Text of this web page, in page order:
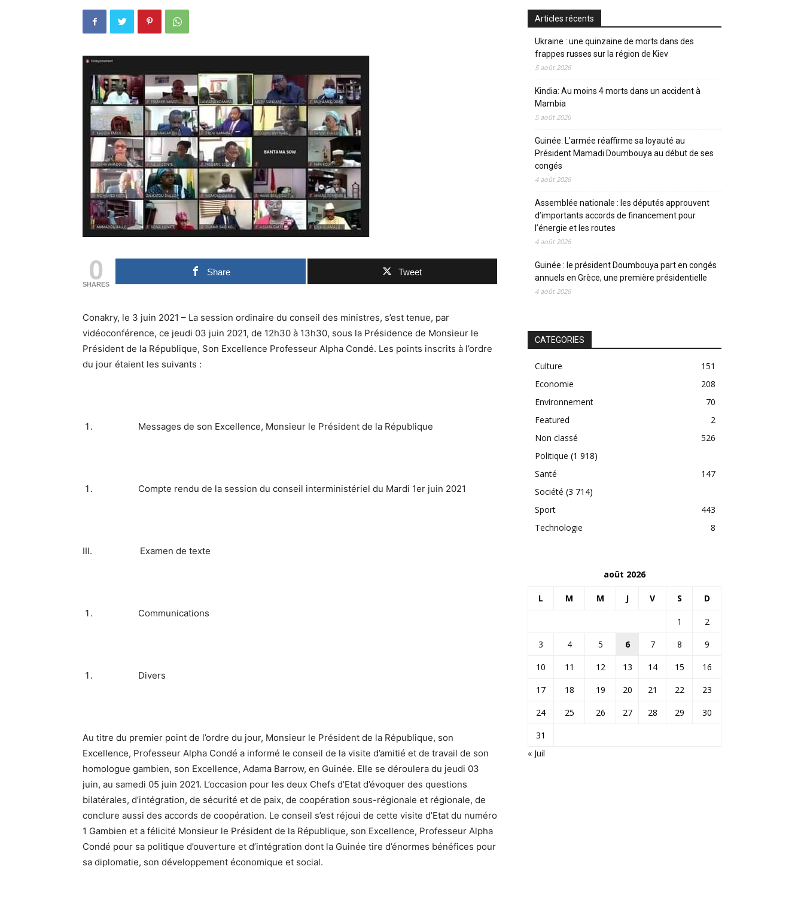
0
SHARES
Share Tweet
Conakry, le 3 juin 2021 – La session ordinaire du conseil des ministres, s’est tenue, par
vidéoconférence, ce jeudi 03 juin 2021, de 12h30 à 13h30, sous la Présidence de Monsieur le
Président de la République, Son Excellence Professeur Alpha Condé. Les points inscrits à l’ordre
du jour étaient les suivants :
Messages de son Excellence, Monsieur le Président de la République
Compte rendu de la session du conseil interministériel du Mardi 1er juin 2021
III. Examen de texte
Communications
Divers
Au titre du premier point de l’ordre du jour, Monsieur le Président de la République, son
Excellence, Professeur Alpha Condé a informé le conseil de la visite d’amitié et de travail de son
homologue gambien, son Excellence, Adama Barrow, en Guinée. Elle se déroulera du jeudi 03
juin, au samedi 05 juin 2021. L’occasion pour les deux Chefs d’Etat d’évoquer des questions
bilatérales, d’intégration, de sécurité et de paix, de coopération sous-régionale et régionale, de
conclure aussi des accords de coopération. Le conseil s’est réjoui de cette visite d’Etat du numéro
1 Gambien et a félicité Monsieur le Président de la République, son Excellence, Professeur Alpha
Condé pour sa politique d’ouverture et d’intégration dont la Guinée tire d’énormes bénéfices pour
sa diplomatie, son développement économique et social.
Articles récents
Ukraine : une quinzaine de morts dans des
frappes russes sur la région de Kiev
5 août 2026
Kindia: Au moins 4 morts dans un accident à
Mambia
5 août 2026
Guinée: L’armée réaffirme sa loyauté au
Président Mamadi Doumbouya au début de ses
congés
4 août 2026
Assemblée nationale : les députés approuvent
d’importants accords de financement pour
l’énergie et les routes
4 août 2026
Guinée : le président Doumbouya part en congés
annuels en Grèce, une première présidentielle
4 août 2026
CATEGORIES
Culture
151
Economie
208
Environnement
70
Featured
2
Non classé
526
Politique (1 918)
Santé
147
Société (3 714)
Sport
443
Technologie
8
août 2026
L M M J V S D
1
2
3
4 5 6 7 8
9
10
11 12 13 14 15
16
17
18 19 20 21 22
23
24
25 26 27 28 29
30
31
« Juil